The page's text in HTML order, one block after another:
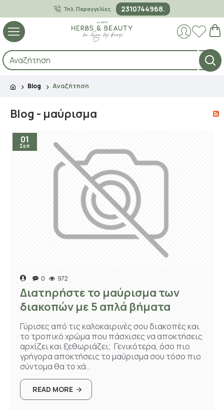
Τηλ. Παραγγελίες 2310744968.
Blog Αναζήτηση
Blog - μαύρισμα
01
Σεπ
0 972
Διατηρήστε το μαύρισμα των
διακοπών με 5 απλά βήματα
Γύρισες από τις καλοκαιρινές σου διακοπές και
το τροπικό χρώμα που πάσχισες να αποκτήσεις
αρχίζει και ξεθωριάζει; Γενικότερα, όσο πιο
γρήγορα αποκτήσεις το μαύρισμα σου τόσο πιο
σύντομα θα το χά..
READ MORE